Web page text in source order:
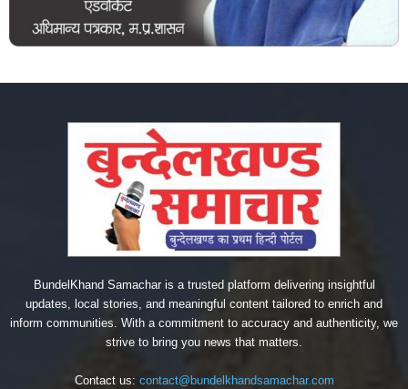
BundelKhand Samachar is a trusted platform delivering insightful
updates, local stories, and meaningful content tailored to enrich and
inform communities. With a commitment to accuracy and authenticity, we
strive to bring you news that matters.
Contact us: contact@bundelkhandsamachar.com